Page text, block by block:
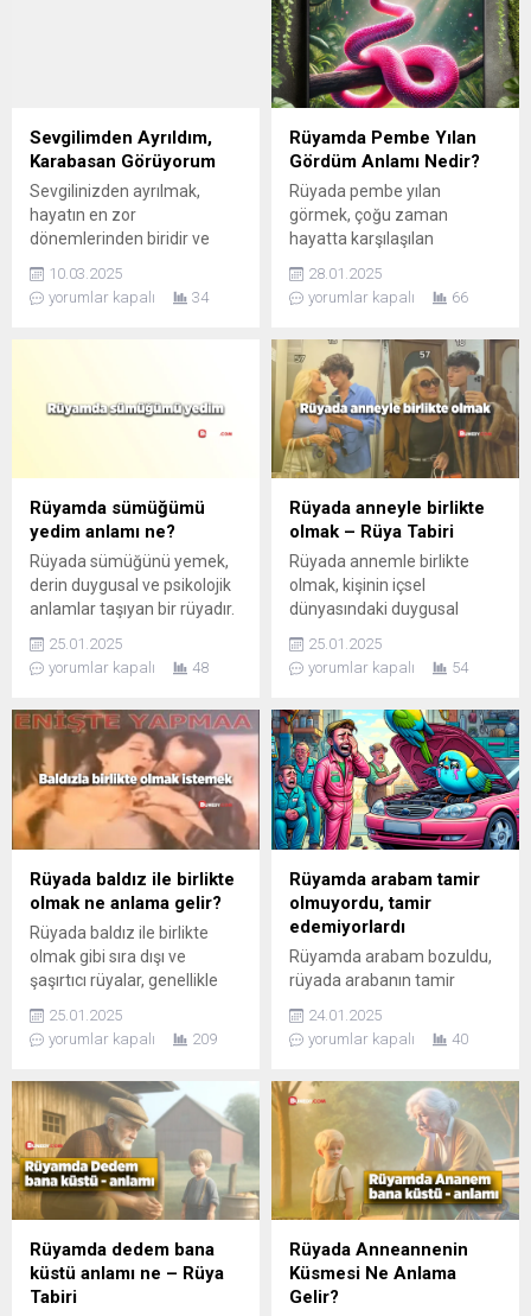
Sevgilimden Ayrıldım,
Karabasan Görüyorum
Sevgilinizden ayrılmak,
hayatın en zor
dönemlerinden biridir ve
derinden etkileyebilir. Ayrılık
sonrası yaşanan stres ve
Bu belirtilerden biri, halk
arasında “karabasan” olarak
Karabasan, uyandığınızda
kendinizi bir baskı altında
hissettiğiniz, hareket
edemediğiniz, boğulma
hissi...
10.03.2025
yorumlar kapalı
34
Rüyamda Pembe Yılan
Gördüm Anlamı Nedir?
Rüyada pembe yılan
görmek, çoğu zaman
hayatta karşılaşılan
veya güçlü duygularla
ilişkilendirilir.
28.01.2025
yorumlar kapalı
66
Rüyamda sümüğümü
yedim anlamı ne?
Rüyada sümüğünü yemek,
derin duygusal ve psikolojik
anlamlar taşıyan bir rüyadır.
duygusal yüklerini tanımlar.
25.01.2025
yorumlar kapalı
48
Rüyada anneyle birlikte
olmak – Rüya Tabiri
Rüyada annemle birlikte
olmak, kişinin içsel
dünyasındaki duygusal
derinden bağlantılıdır.
25.01.2025
yorumlar kapalı
54
Rüyada baldız ile birlikte
olmak ne anlama gelir?
Rüyada baldız ile birlikte
olmak gibi sıra dışı ve
şaşırtıcı rüyalar, genellikle
durumları ve kişisel ilişkilerle
ilgili ipuçları verir.
25.01.2025
yorumlar kapalı
209
Rüyamda arabam tamir
olmuyordu, tamir
edemiyorlardı
Rüyamda arabam bozuldu,
rüyada arabanın tamir
hayatındaki ilerleme ve
kontrol noktasını işaret eder.
24.01.2025
yorumlar kapalı
40
Rüyamda dedem bana
küstü anlamı ne – Rüya
Tabiri
Rüyada Anneannenin
Küsmesi Ne Anlama
Gelir?